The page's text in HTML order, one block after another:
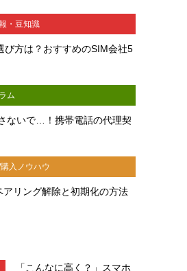
・豆知識
び方は？おすすめのSIM会社5
ム
ないで…！携帯電話の代理契
入ノウハウ
アリング解除と初期化の方法
「こんなに高く？」スマホ